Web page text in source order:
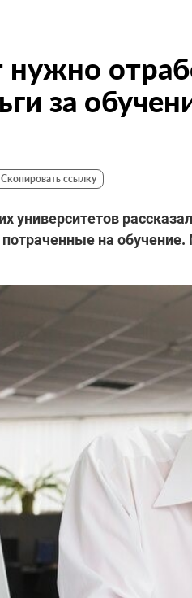
нужно
за
Скопировать ссылку
университетов
потраченные на